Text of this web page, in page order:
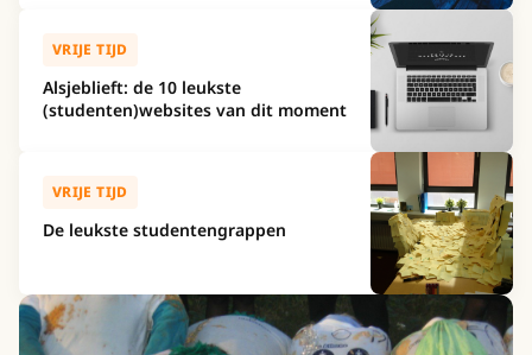
VRIJE TIJD
Alsjeblieft: de 10 leukste
(studenten)websites van dit moment
VRIJE TIJD
De leukste studentengrappen